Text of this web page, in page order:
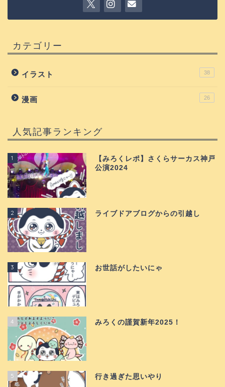
カテゴリー
イラスト 38
漫画 26
人気記事ランキング
1
【みろくレポ】さくらサーカス神戸
公演2024
2 ライブドアブログからの引越し
3 お世話がしたいにゃ
4 みろくの謹賀新年2025！
5 行き過ぎた思いやり